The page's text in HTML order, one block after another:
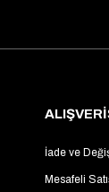
İade ve
Mesafeli